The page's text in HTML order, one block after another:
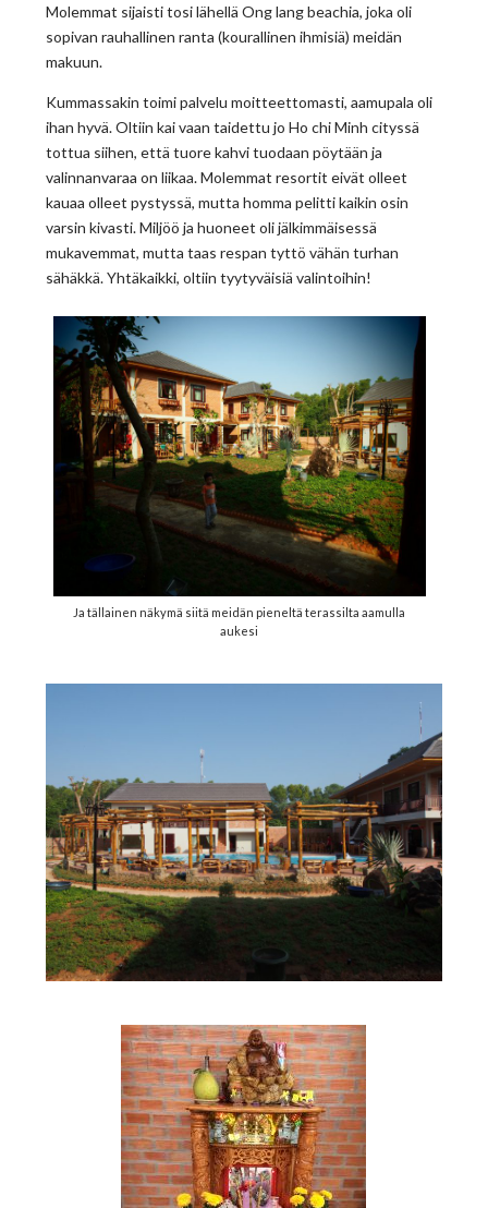
Molemmat sijaisti tosi lähellä Ong lang beachia, joka oli
sopivan rauhallinen ranta (kourallinen ihmisiä) meidän
makuun.
Kummassakin toimi palvelu moitteettomasti, aamupala oli
ihan hyvä. Oltiin kai vaan taidettu jo Ho chi Minh cityssä
tottua siihen, että tuore kahvi tuodaan pöytään ja
valinnanvaraa on liikaa. Molemmat resortit eivät olleet
kauaa olleet pystyssä, mutta homma pelitti kaikin osin
varsin kivasti. Miljöö ja huoneet oli jälkimmäisessä
mukavemmat, mutta taas respan tyttö vähän turhan
sähäkkä. Yhtäkaikki, oltiin tyytyväisiä valintoihin!
Ja tällainen näkymä siitä meidän pieneltä terassilta aamulla
aukesi